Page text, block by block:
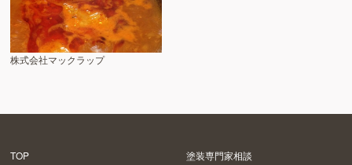
株式会社マックラップ
TOP 塗装専門家相談